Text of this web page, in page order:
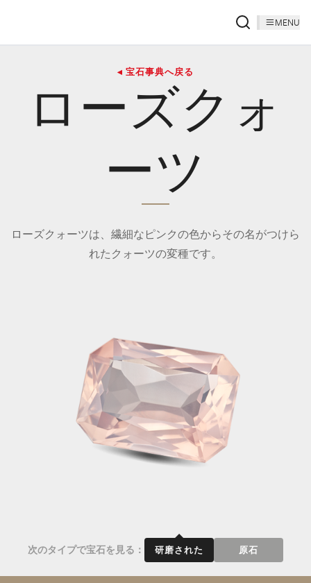
MENU
◂ 宝石事典へ戻る
ローズクォ
ーツ
ローズクォーツは、繊細なピンクの色からその名がつけら
れたクォーツの変種です。
次のタイプで宝石を見る： 研磨された 原石